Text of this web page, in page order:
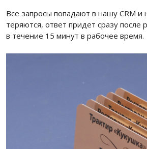
Все запросы попадают в нашу CRM и
теряются, ответ придет сразу после
в течение 15 минут в рабочее время.